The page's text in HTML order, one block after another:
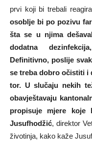
prvi koji bi trebali
osoblje bi po pozivu
šta se u njima
dodatna
Definitivno, poslije
se treba dobro očistiti i
tor. U slučaju nekih
obavještavaju
propisuje mjere koje
Jusufhodžić, direktor
životinja, kako kaže